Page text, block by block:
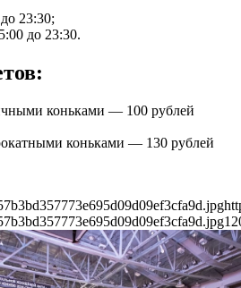
23:30;
до 23:30.
коньками — 100 рублей
коньками — 130 рублей